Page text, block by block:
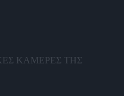
ΚΑΜΕΡΕΣ ΤΗΣ